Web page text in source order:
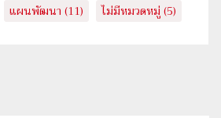
แผนพัฒนา (11) ไม่มีหมวดหมู่ (5)